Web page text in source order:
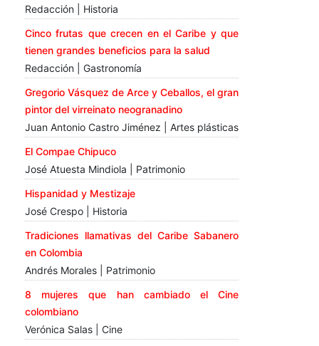
Redacción | Historia
Cinco frutas que crecen en el Caribe y que
tienen grandes beneficios para la salud
Redacción | Gastronomía
Gregorio Vásquez de Arce y Ceballos, el gran
pintor del virreinato neogranadino
Juan Antonio Castro Jiménez | Artes plásticas
El Compae Chipuco
José Atuesta Mindiola | Patrimonio
Hispanidad y Mestizaje
José Crespo | Historia
Tradiciones llamativas del Caribe Sabanero
en Colombia
Andrés Morales | Patrimonio
8 mujeres que han cambiado el Cine
colombiano
Verónica Salas | Cine